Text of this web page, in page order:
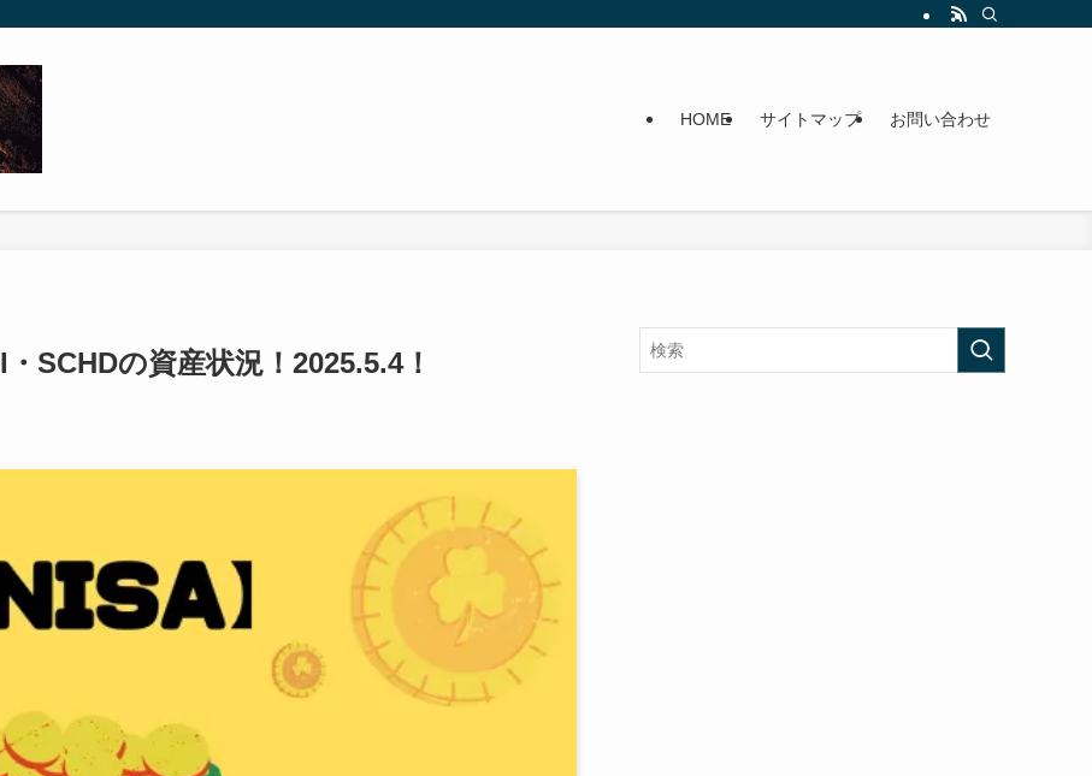
HOME サイトマップ お問い合わせ
SCHDの資産状況！2025.5.4！